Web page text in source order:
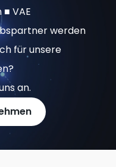
VAE
werden
für unsere
an.